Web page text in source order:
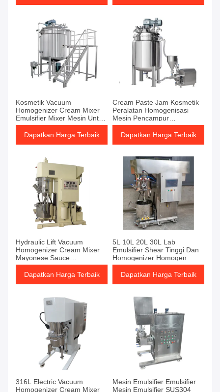
Kosmetik Vacuum
Homogenizer Cream Mixer
Emulsifier Mixer Mesin Untuk
Lotion Krim Wajah
Dapatkan Harga Terbaik
Cream Paste Jam Kosmetik
Peralatan Homogenisasi
Mesin Pencampur
Homogenisasi Vakum
Dapatkan Harga Terbaik
Hydraulic Lift Vacuum
Homogenizer Cream Mixer
Mayonese Sauce
Homogenizer Mixer
Dapatkan Harga Terbaik
5L 10L 20L 30L Lab
Emulsifier Shear Tinggi Dan
Homogenizer Homogen
Dapatkan Harga Terbaik
316L Electric Vacuum
Homogenizer Cream Mixer
Mesin Emulsifier Emulsifier
Mesin Emulsifier SUS304